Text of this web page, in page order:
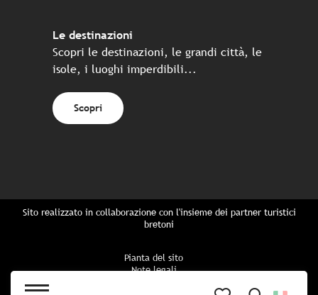
Le destinazioni
Scopri le destinazioni, le grandi città, le
isole, i luoghi imperdibili...
Scopri
Sito realizzato in collaborazione con l'insieme dei partner turistici
bretoni
Pianta del sito
Note legali